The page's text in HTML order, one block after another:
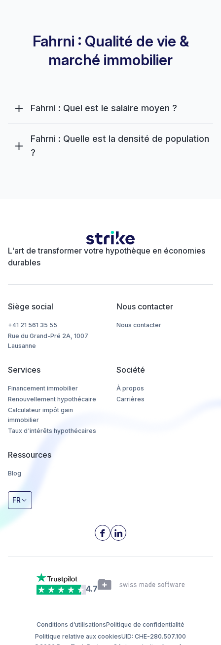
Fahrni : Qualité de vie &
marché immobilier
Fahrni : Quel est le salaire moyen ?
Fahrni : Quelle est la densité de population
?
L'art de transformer votre hypothèque en économies
durables
Siège social
+41 21 561 35 55
Rue du Grand-Pré 2A, 1007
Lausanne
Nous contacter
Nous contacter
Services
Financement immobilier
Renouvellement hypothécaire
Calculateur impôt gain
immobilier
Taux d'intérêts hypothécaires
Société
À propos
Carrières
Ressources
Blog
FR
4.7
Conditions d’utilisationsPolitique de confidentialité
Politique relative aux cookiesUID: CHE-280.507.100